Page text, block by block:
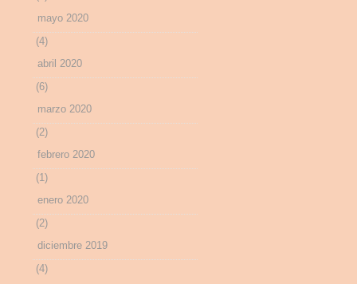
mayo 2020
(4)
abril 2020
(6)
marzo 2020
(2)
febrero 2020
(1)
enero 2020
(2)
diciembre 2019
(4)